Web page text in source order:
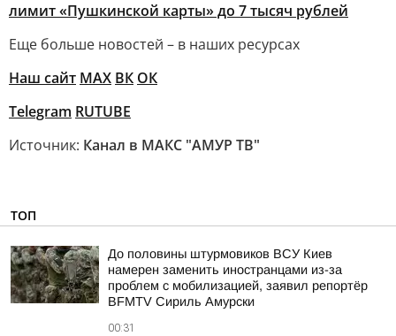
лимит «Пушкинской карты» до 7 тысяч рублей
Еще больше новостей – в наших ресурсах
Наш сайт МАХ ВК ОК
Telegram RUTUBE
Источник: Канал в МАКС "АМУР ТВ"
ТОП
До половины штурмовиков ВСУ Киев
намерен заменить иностранцами из-за
проблем с мобилизацией, заявил репортёр
BFMTV Сириль Амурски
00:31